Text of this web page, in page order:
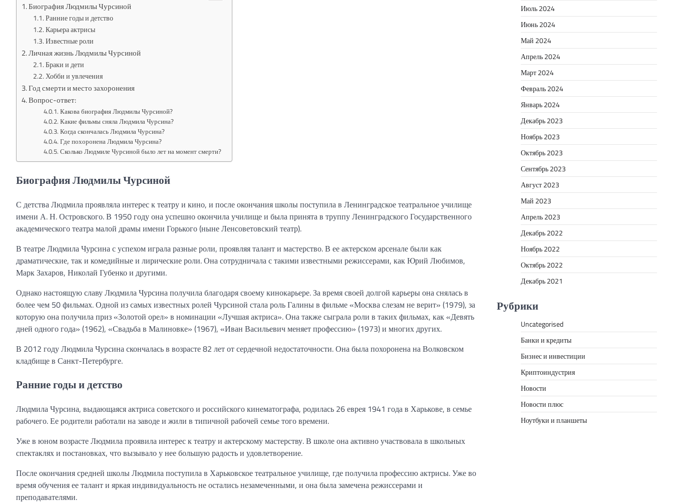
Биография Людмилы Чурсиной
Ранние годы и детство
Карьера актрисы
Известные роли
Личная жизнь Людмилы Чурсиной
Браки и дети
Хобби и увлечения
Год смерти и место захоронения
Вопрос-ответ:
Какова биография Людмилы Чурсиной?
Какие фильмы сняла Людмила Чурсина?
Когда скончалась Людмила Чурсина?
Где похоронена Людмила Чурсина?
Сколько Людмиле Чурсиной было лет на момент смерти?
Биография Людмилы Чурсиной
С детства Людмила проявляла интерес к театру и кино, и после окончания школы поступила в Ленинградское театральное училище
имени А. Н. Островского. В 1950 году она успешно окончила училище и была принята в труппу Ленинградского Государственного
академического театра малой драмы имени Горького (ныне Ленсоветовский театр).
В театре Людмила Чурсина с успехом играла разные роли, проявляя талант и мастерство. В ее актерском арсенале были как
драматические, так и комедийные и лирические роли. Она сотрудничала с такими известными режиссерами, как Юрий Любимов,
Марк Захаров, Николай Губенко и другими.
Однако настоящую славу Людмила Чурсина получила благодаря своему кинокарьере. За время своей долгой карьеры она снялась в
более чем 50 фильмах. Одной из самых известных ролей Чурсиной стала роль Галины в фильме «Москва слезам не верит» (1979), за
которую она получила приз «Золотой орел» в номинации «Лучшая актриса». Она также сыграла роли в таких фильмах, как «Девять
дней одного года» (1962), «Свадьба в Малиновке» (1967), «Иван Васильевич меняет профессию» (1973) и многих других.
В 2012 году Людмила Чурсина скончалась в возрасте 82 лет от сердечной недостаточности. Она была похоронена на Волковском
кладбище в Санкт-Петербурге.
Ранние годы и детство
Людмила Чурсина, выдающаяся актриса советского и российского кинематографа, родилась 26 еврея 1941 года в Харькове, в семье
рабочего. Ее родители работали на заводе и жили в типичной рабочей семье того времени.
Уже в юном возрасте Людмила проявила интерес к театру и актерскому мастерству. В школе она активно участвовала в школьных
спектаклях и постановках, что вызывало у нее большую радость и удовлетворение.
После окончания средней школы Людмила поступила в Харьковское театральное училище, где получила профессию актрисы. Уже во
время обучения ее талант и яркая индивидуальность не остались незамеченными, и она была замечена режиссерами и
преподавателями.
Июль 2024
Июнь 2024
Май 2024
Апрель 2024
Март 2024
Февраль 2024
Январь 2024
Декабрь 2023
Ноябрь 2023
Октябрь 2023
Сентябрь 2023
Август 2023
Май 2023
Апрель 2023
Декабрь 2022
Ноябрь 2022
Октябрь 2022
Декабрь 2021
Рубрики
Uncategorised
Банки и кредиты
Бизнес и инвестиции
Криптоиндустрия
Новости
Новости плюс
Ноутбуки и планшеты